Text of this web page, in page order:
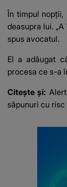
În timpul
deasupra lui.
spus avocatul.
El a adăugat
procesa ce s-a
Citește și:
săpunuri cu